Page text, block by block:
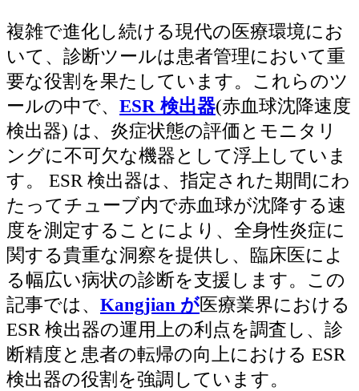
複雑で進化し続ける現代の医療環境にお
いて、診断ツールは患者管理において重
要な役割を果たしています。これらのツ
ールの中で、 ESR 検出器(赤血球沈降速度
検出器) は、炎症状態の評価とモニタリ
ングに不可欠な機器として浮上していま
す。 ESR 検出器は、指定された期間にわ
たってチューブ内で赤血球が沈降する速
度を測定することにより、全身性炎症に
関する貴重な洞察を提供し、臨床医によ
る幅広い病状の診断を支援します。この
記事では、 Kangjian が医療業界における
ESR 検出器の運用上の利点を調査し、診
断精度と患者の転帰の向上における ESR
検出器の役割を強調しています。